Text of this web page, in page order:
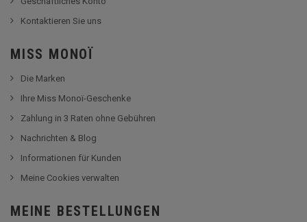
Kontaktieren Sie uns
MISS MONOÏ
Die Marken
Ihre Miss Monoï-Geschenke
Zahlung in 3 Raten ohne Gebühren
Nachrichten & Blog
Informationen für Kunden
Meine Cookies verwalten
MEINE BESTELLUNGEN